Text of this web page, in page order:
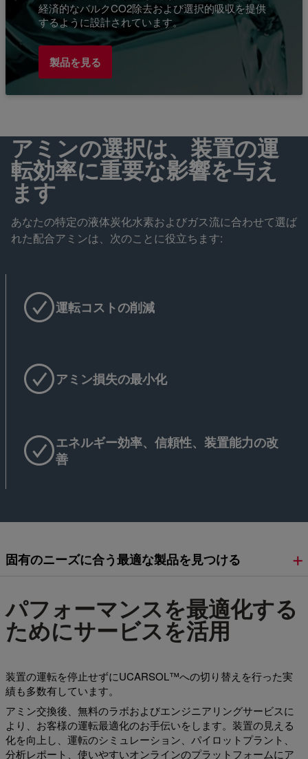
経済的なバルクCO2除去および選択的吸収を提供
するように設計されています。
製品を見る
アミンの選択は、装置の運
転効率に重要な影響を与え
ます
あなたの特定の液体炭化水素およびガス流に合わせて選ば
れた配合アミンは、次のことに役立ちます:
運転コストの削減
アミン損失の最小化
エネルギー効率、信頼性、装置能力の改
善
固有のニーズに合う最適な製品を見つける
パフォーマンスを最適化する
ためにサービスを活用
装置の運転を停止せずにUCARSOL™への切り替えを行った実
績も多数有しています。
アミン交換後、無料のラボおよびエンジニアリングサービスに
より、お客様の運転最適化のお手伝いをします。装置の見える
化を向上し、運転のシミュレーション、パイロットプラント、
分析レポート、使いやすいオンラインのプラットフォームにア